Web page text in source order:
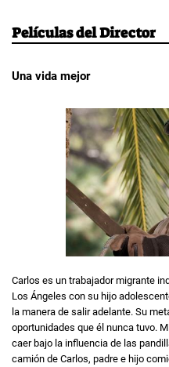
Películas del Director
Una vida mejor
Carlos es un trabajador migrante
Los Ángeles con su hijo
la manera de salir adelante. Su
oportunidades que él nunca tuvo.
caer bajo la influencia de las
camión de Carlos, padre e hijo